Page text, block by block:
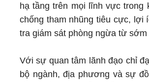
hạ tầng trên mọi lĩnh vực
chống tham nhũng tiêu cực, lợi
tra giám sát phòng ngừa từ
Với sự quan tâm lãnh đạo chỉ
bộ ngành, địa phương và sự